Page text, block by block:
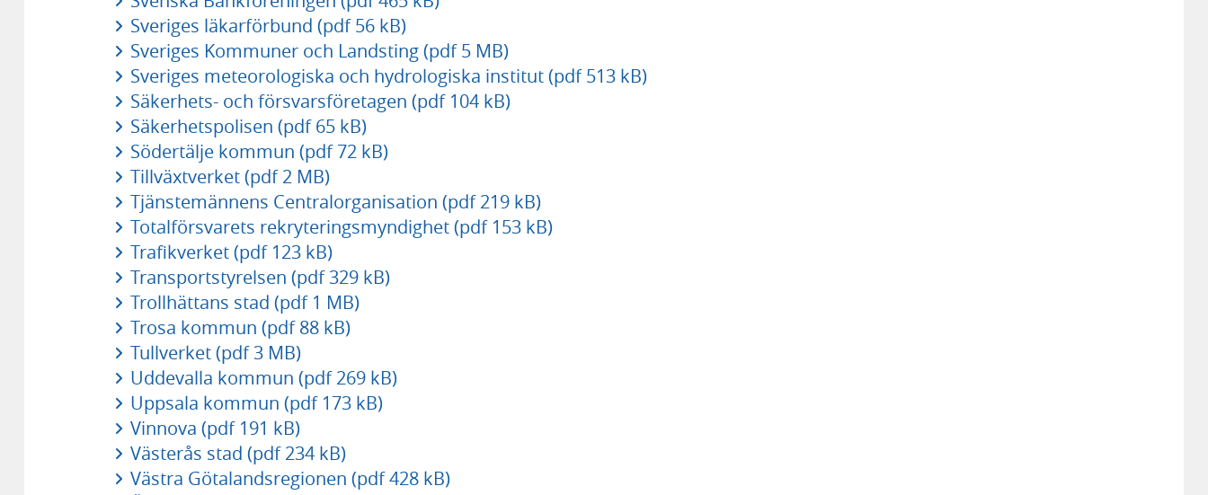
Sveriges läkarförbund (pdf 56 kB)
Sveriges Kommuner och Landsting (pdf 5 MB)
Sveriges meteorologiska och hydrologiska institut (pdf 513 kB)
Säkerhets- och försvarsföretagen (pdf 104 kB)
Säkerhetspolisen (pdf 65 kB)
Södertälje kommun (pdf 72 kB)
Tillväxtverket (pdf 2 MB)
Tjänstemännens Centralorganisation (pdf 219 kB)
Totalförsvarets rekryteringsmyndighet (pdf 153 kB)
Trafikverket (pdf 123 kB)
Transportstyrelsen (pdf 329 kB)
Trollhättans stad (pdf 1 MB)
Trosa kommun (pdf 88 kB)
Tullverket (pdf 3 MB)
Uddevalla kommun (pdf 269 kB)
Uppsala kommun (pdf 173 kB)
Vinnova (pdf 191 kB)
Västerås stad (pdf 234 kB)
Västra Götalandsregionen (pdf 428 kB)